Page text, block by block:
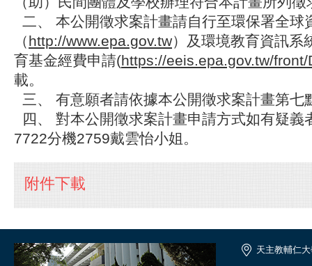
二、 本公開徵求案計畫請自行至環保署全球
（http://www.epa.gov.tw）及環境教育資訊系
育基金經費申請(https://eeis.epa.gov.tw/
載。
三、 有意願者請依據本公開徵求案計畫第七
四、 對本公開徵求案計畫申請方式如有疑義
7722分機2759戴雲怡小姐。
附件下載
天主教輔仁